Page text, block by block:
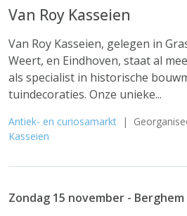
Van Roy Kasseien
Van Roy Kasseien, gelegen in
Weert, en Eindhoven, staat al
als specialist in historische
tuindecoraties. Onze unieke...
Antiek- en curiosamarkt |
Kasseien
Zondag 15 november - Berghem